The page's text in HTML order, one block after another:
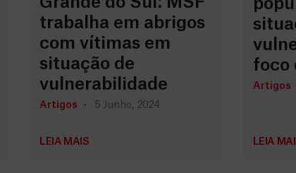
trabalha em abrigos
com vítimas em
situação de
vulnerabilidade
Artigos 5 Junho, 2024
LEIA MAIS
foco
Artigos
LEIA